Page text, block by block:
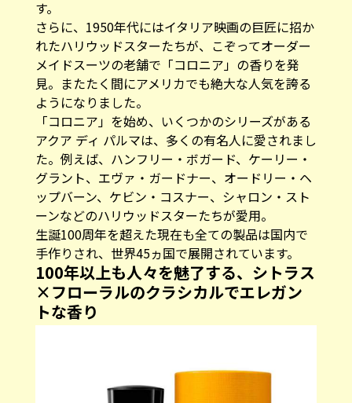
す。
さらに、1950年代にはイタリア映画の巨匠に招か
れたハリウッドスターたちが、こぞってオーダー
メイドスーツの老舗で「コロニア」の香りを発
見。またたく間にアメリカでも絶大な人気を誇る
ようになりました。
「コロニア」を始め、いくつかのシリーズがある
アクア ディ パルマは、多くの有名人に愛されまし
た。例えば、ハンフリー・ボガード、ケーリー・
グラント、エヴァ・ガードナー、オードリー・ヘ
ップバーン、ケビン・コスナー、シャロン・スト
ーンなどのハリウッドスターたちが愛用。
生誕100周年を超えた現在も全ての製品は国内で
手作りされ、世界45ヵ国で展開されています。
100年以上も人々を魅了する、シトラス
×フローラルのクラシカルでエレガン
トな香り